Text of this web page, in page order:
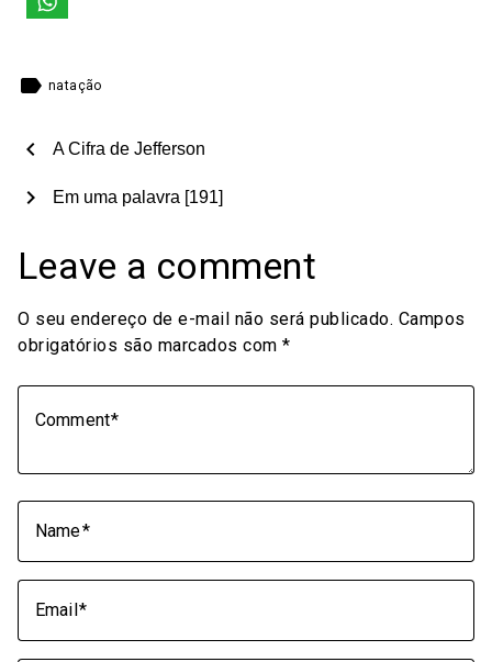
label natação
chevron_left A Cifra de Jefferson
Em uma palavra [191]
chevron_right
Leave a comment
O seu endereço de e-mail não será publicado. Campos
obrigatórios são marcados com *
Comment
Name
Email